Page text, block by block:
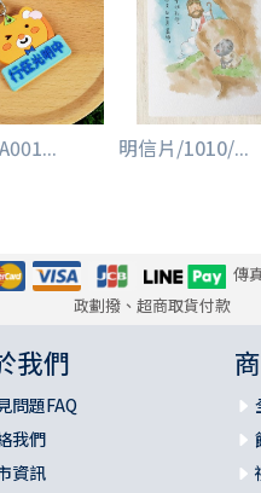
明信片/1010/...
傳
政劃撥、超商取貨付款
我們
問題FAQ
我們
資訊